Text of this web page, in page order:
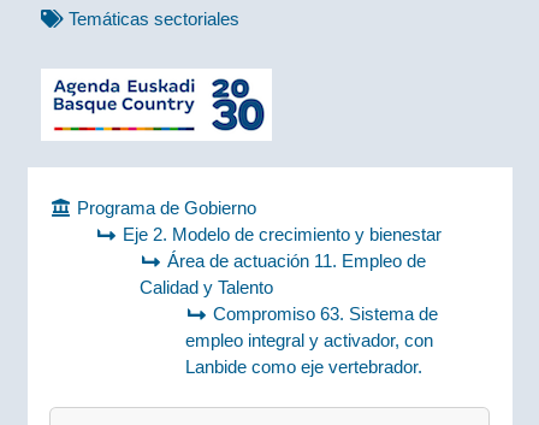
Temáticas sectoriales
Programa de Gobierno
Eje 2. Modelo de crecimiento y bienestar
Área de actuación 11. Empleo de
Calidad y Talento
Compromiso 63. Sistema de
empleo integral y activador, con
Lanbide como eje vertebrador.